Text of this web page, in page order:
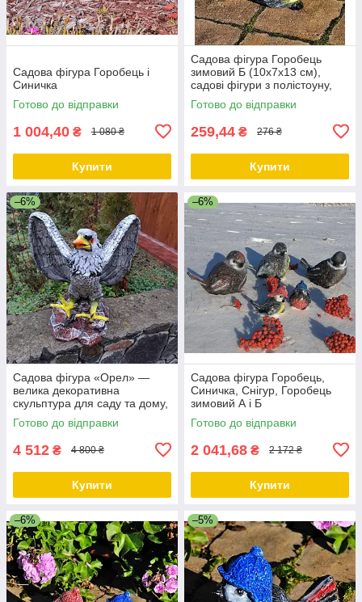
Садова фігура Горобець і
Синичка
Готово до відправки
1 004,40 ₴ 1 080 ₴
Купити
Садова фігура Горобець
зимовий Б (10х7х13 см),
садові фігури з полістоуну,
садово-паркові фігурки
Готово до відправки
259,44 ₴ 276 ₴
Купити
–6%
Садова фігура «Орел» —
велика декоративна
скульптура для саду та дому,
55×49×40 см
Готово до відправки
4 512 ₴ 4 800 ₴
Купити
–6%
Садова фігура Горобець,
Синичка, Снігур, Горобець
зимовий А і Б
Готово до відправки
2 041,68 ₴ 2 172 ₴
Купити
–6% –5%